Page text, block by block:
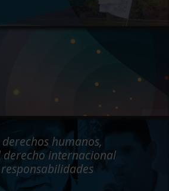
humanos,
derecho internacional